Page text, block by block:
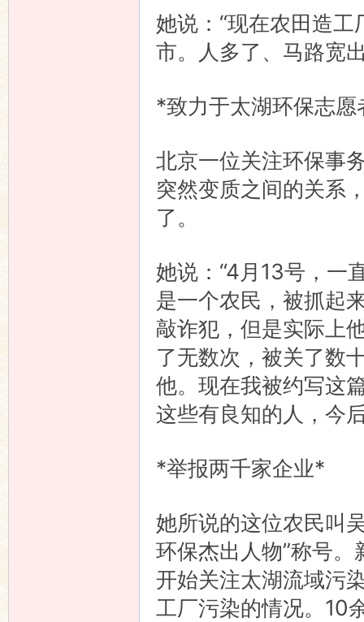
她说：“现在农田造
市。人多了、马路宽
*致力于太湖环保志
北京一位关注环保事
突然变质之间的关系
了。
她说：“4月13号，一
是一个农民，被抓起
敲诈犯，但是实际上
了无数次，被关了数
他。现在我被约写这
这些有良知的人，今
*举报两千家企业*
她所说的这位农民叫
环保杰出人物”称号
开始关注太湖流域污
工厂污染的情况。10